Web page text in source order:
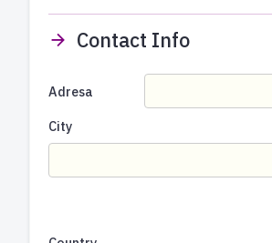
Contact Info
Adresa
City